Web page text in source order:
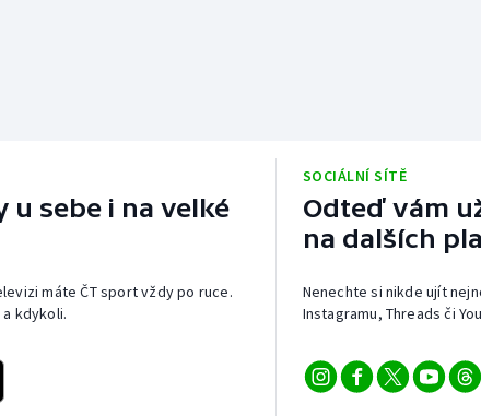
sebe i na velké
máte ČT sport vždy po ruce.
kdykoli.
SOCIÁLNÍ SÍTĚ
Odteď vám
na dalších
Nenechte si nikde ujít
Instagramu, Threads či